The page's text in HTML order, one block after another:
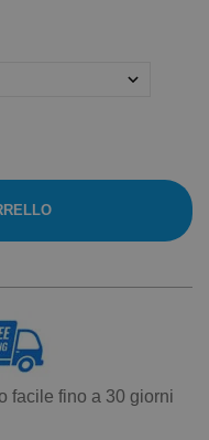
facile fino a 30 giorni